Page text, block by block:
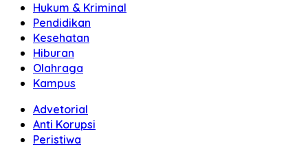
Hukum & Kriminal
Pendidikan
Kesehatan
Hiburan
Olahraga
Kampus
Advetorial
Anti Korupsi
Peristiwa